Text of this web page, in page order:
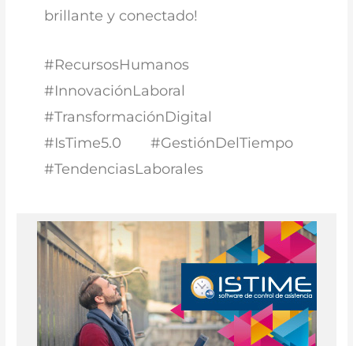
brillante y conectado!
#RecursosHumanos
#InnovaciónLaboral
#TransformaciónDigital
#IsTime5.0 #GestiónDelTiempo
#TendenciasLaborales